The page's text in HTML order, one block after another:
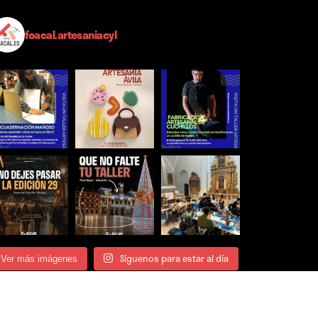
foacal.artesaniacyl
Ver más imágenes Síguenos para estar al día